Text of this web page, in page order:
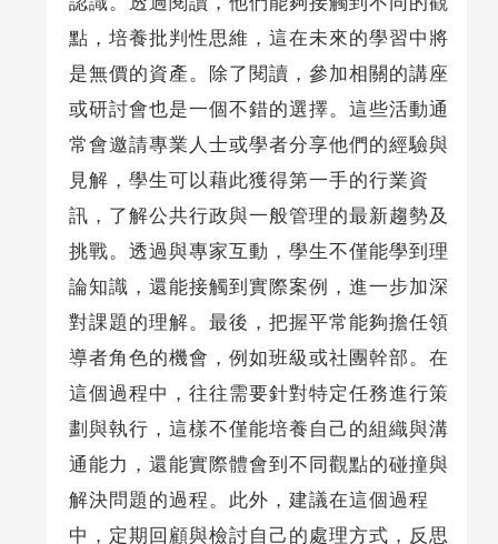
點，培養批判性思維，這在未來的學習中將
是無價的資產。除了閱讀，參加相關的講座
或研討會也是一個不錯的選擇。這些活動通
常會邀請專業人士或學者分享他們的經驗與
見解，學生可以藉此獲得第一手的行業資
訊，了解公共行政與一般管理的最新趨勢及
挑戰。透過與專家互動，學生不僅能學到理
論知識，還能接觸到實際案例，進一步加深
對課題的理解。最後，把握平常能夠擔任領
導者角色的機會，例如班級或社團幹部。在
這個過程中，往往需要針對特定任務進行策
劃與執行，這樣不僅能培養自己的組織與溝
通能力，還能實際體會到不同觀點的碰撞與
解決問題的過程。此外，建議在這個過程
中，定期回顧與檢討自己的處理方式，反思